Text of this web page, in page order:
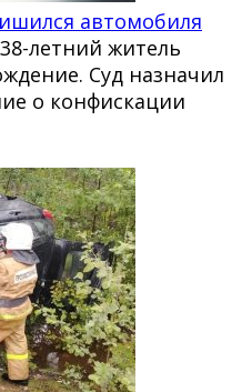
автомобиля
летний житель
Суд назначил
о конфискации